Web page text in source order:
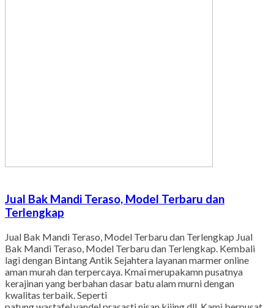
Jual Bak Mandi Teraso, Model Terbaru dan
Terlengkap
Jual Bak Mandi Teraso, Model Terbaru dan Terlengkap Jual
Bak Mandi Teraso, Model Terbaru dan Terlengkap. Kembali
lagi dengan Bintang Antik Sejahtera layanan marmer online
aman murah dan terpercaya. Kmai merupakamn pusatnya
kerajinan yang berbahan dasar batu alam murni dengan
kwalitas terbaik. Seperti